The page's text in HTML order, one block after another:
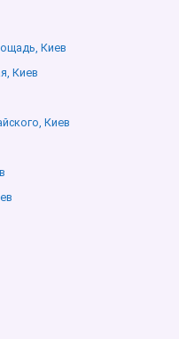
Киев
Киев
Киев